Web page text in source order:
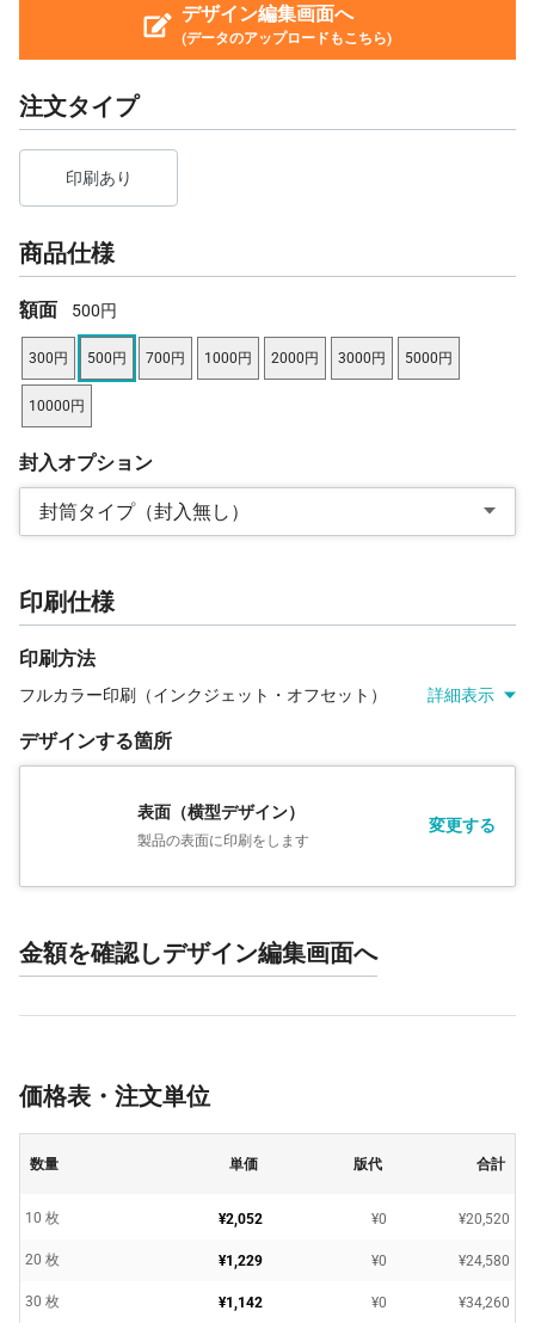
デザイン編集画面へ
(データのアップロードもこちら)
注文タイプ
印刷あり
商品仕様
額面 500円
300円 500円 700円 1000円 2000円 3000円 5000円
10000円
封入オプション
封筒タイプ（封入無し）
印刷仕様
印刷方法
フルカラー印刷（インクジェット・オフセット） 詳細表示
デザインする箇所
表面（横型デザイン）
製品の表面に印刷をします
変更する
金額を確認しデザイン編集画面へ
価格表・注文単位
数量 単価 版代 合計
10 枚 ¥2,052 ¥0 ¥20,520
20 枚 ¥1,229 ¥0 ¥24,580
30 枚 ¥1,142 ¥0 ¥34,260